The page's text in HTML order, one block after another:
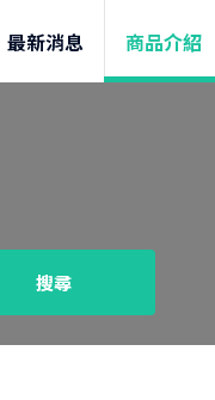
最新消息 商品介紹
搜尋